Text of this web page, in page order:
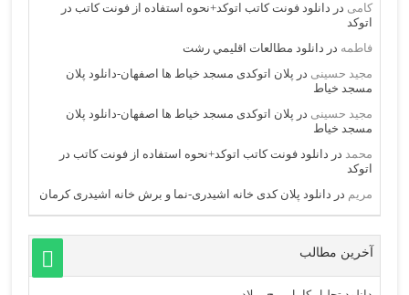
کامی در دانلود فونت کاتب اتوکد+نحوه استفاده از فونت کاتب در
اتوکد
فاطمه در دانلود مطالعات اقليمي رشت
مجید حسینی در پلان اتوکدی مسجد خیاط ها اصفهان-دانلود پلان
مسجد خیاط
مجید حسینی در پلان اتوکدی مسجد خیاط ها اصفهان-دانلود پلان
مسجد خیاط
محمد در دانلود فونت کاتب اتوکد+نحوه استفاده از فونت کاتب در
اتوکد
مریم در دانلود پلان کدی خانه اشیدری-نما و برش خانه اشیدری کرمان
آخرین مطالب